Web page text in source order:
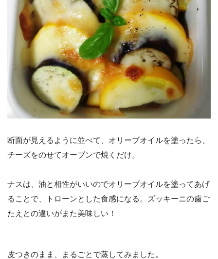
断面が見えるように並べて、オリーブオイルを塗ったら、
チーズをのせてオーブンで焼くだけ。
ナスは、油と相性がいいのでオリーブオイルを塗ってあげ
ることで、トローンとした食感になる。ズッキーニの歯ご
たえとの違いがまた美味しい！
皮つきのまま、まるごとで蒸してみました。